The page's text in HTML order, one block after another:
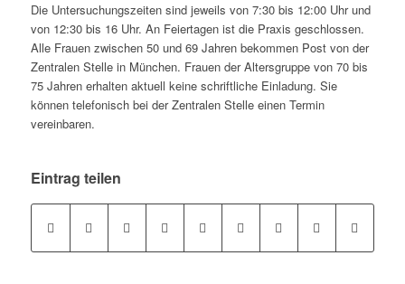
Die Untersuchungszeiten sind jeweils von 7:30 bis 12:00 Uhr und
von 12:30 bis 16 Uhr. An Feiertagen ist die Praxis geschlossen.
Alle Frauen zwischen 50 und 69 Jahren bekommen Post von der
Zentralen Stelle in München. Frauen der Altersgruppe von 70 bis
75 Jahren erhalten aktuell keine schriftliche Einladung. Sie
können telefonisch bei der Zentralen Stelle einen Termin
vereinbaren.
Eintrag teilen